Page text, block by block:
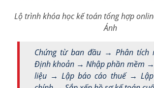
Lộ trình khóa học kế toán tổng hợp
Ánh
Chứng từ ban đầu → Phân tích
Định khoản → Nhập phần mềm
liệu → Lập báo cáo thuế →